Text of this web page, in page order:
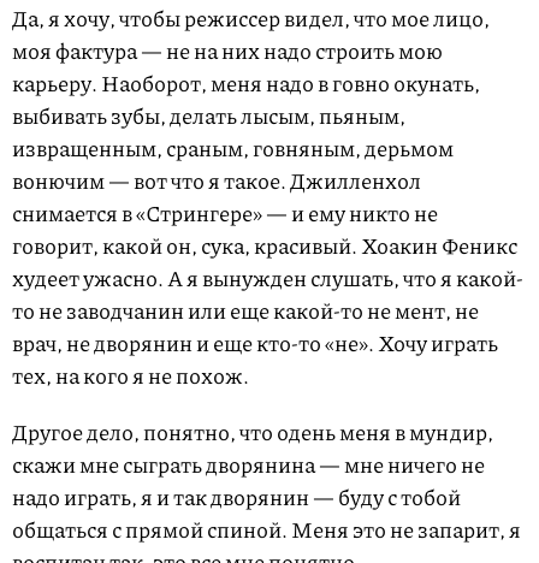
Да, я хочу, чтобы режиссер видел, что мое лицо,
моя фактура — не на них надо строить мою
карьеру. Наоборот, меня надо в говно окунать,
выбивать зубы, делать лысым, пьяным,
извращенным, сраным, говняным, дерьмом
вонючим — вот что я такое. Джилленхол
снимается в «Стрингере» — и ему никто не
говорит, какой он, сука, красивый. Хоакин Феникс
худеет ужасно. А я вынужден слушать, что я какой-
то не заводчанин или еще какой-то не мент, не
врач, не дворянин и еще кто-то «не». Хочу играть
тех, на кого я не похож.
Другое дело, понятно, что одень меня в мундир,
скажи мне сыграть дворянина — мне ничего не
надо играть, я и так дворянин — буду с тобой
общаться с прямой спиной. Меня это не запарит, я